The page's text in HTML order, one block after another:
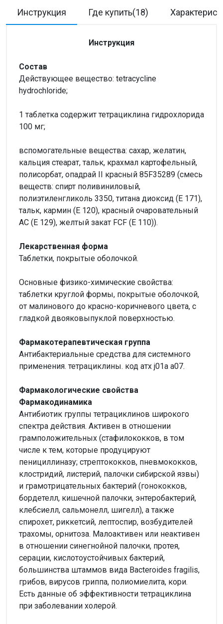
Инструкция Где купить(18)
Инструкция
Состав
Действующее вещество: tetracycline
hydrochloride;
1 таблетка содержит тетрациклина гидрохлорида
100 мг;
вспомогательные вещества: сахар, желатин,
кальция стеарат, тальк, крахмал картофельный,
полисорбат, опадрай II красный 85F35289 (смесь
веществ: спирт поливиниловый,
полиэтиленгликоль 3350, титана диоксид (Е 171),
тальк, кармин (Е 120), красный очаровательный
АС (Е 129), желтый закат FCF (Е 110)).
Лекарственная форма
Таблетки, покрытые оболочкой.
Основные физико-химические свойства:
таблетки круглой формы, покрытые оболочкой,
от малинового до красно-коричневого цвета, с
гладкой двояковыпуклой поверхностью.
Фармакотерапевтическая группа
Антибактериальные средства для системного
применения. тетрациклины. код атх j01а а07.
Фармакологические свойства
Фармакодинамика
Антибиотик группы тетрациклинов широкого
спектра действия. Активен в отношении
грамположительных (стафилококков, в том
числе к тем, которые продуцируют
пенициллиназу; стрептококков, пневмококков,
клостридий, листерий, палочки сибирской язвы)
и грамотрицательных бактерий (гонококков,
бордетелл, кишечной палочки, энтеробактерий,
клебсиелл, сальмонелл, шигелл), а также
спирохет, риккетсий, лептоспир, возбудителей
трахомы, орнитоза. Малоактивен или неактивен
в отношении синегнойной палочки, протея,
серации, кислотоустойчивых бактерий,
большинства штаммов вида Bacteroides fragilis,
грибов, вирусов гриппа, полиомиелита, кори.
Есть данные об эффективности тетрациклина
при заболевании холерой.